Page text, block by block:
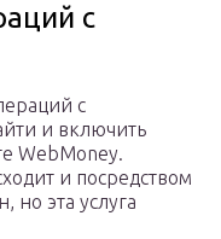
с
с
и включить
WebMoney.
и посредством
эта услуга